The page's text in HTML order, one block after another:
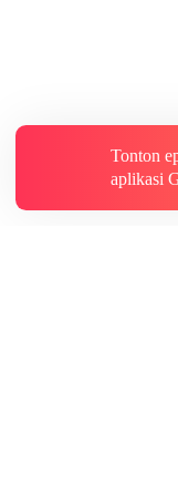
Tonton
aplikasi